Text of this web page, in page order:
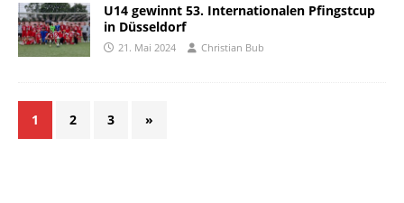
U14 gewinnt 53. Internationalen Pfingstcup
in Düsseldorf
21. Mai 2024 Christian Bub
1 2 3 »